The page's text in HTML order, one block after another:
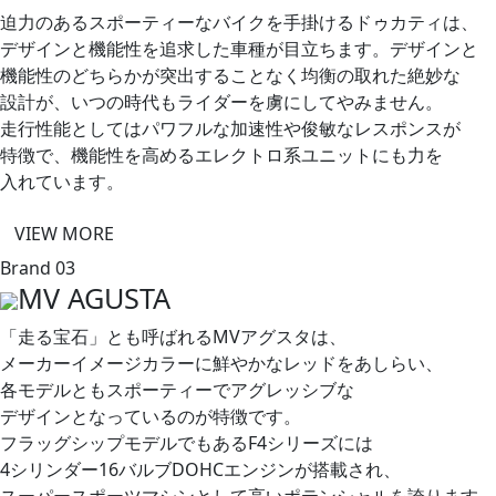
迫力の​ある​スポーティーな​バイクを​手掛ける​ドゥカティは、​
デザインと​機能性を​追求した​車種が​目立ちます。​デザインと​
機能性の​どちらかが​突出する​ことなく​均衡の​取れた​絶妙な​
設計が、​いつの​時代も​ライダーを​虜に​してやみません。​
走行性能と​しては​パワフルな​加速性や​俊敏な​レスポンスが​
特徴で、​機能性を​高める​エレクトロ系ユニットにも​力を​
入れています。
VIEW MORE
Brand 03
MV AGUSTA
「走る​宝石」とも​呼ばれる​MVアグスタは、​
メーカーイメージカラーに​鮮やかな​レッドを​あしらい、​
各モデルとも​スポーティーで​アグレッシブな​
デザインとなっているのが​特徴です。​
フラッグシップモデルでも​ある​F4シリーズには​
4シリンダー16バルブDOHCエンジンが​搭載され、​